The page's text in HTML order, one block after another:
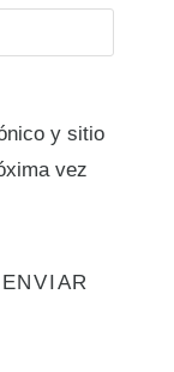
y sitio
vez